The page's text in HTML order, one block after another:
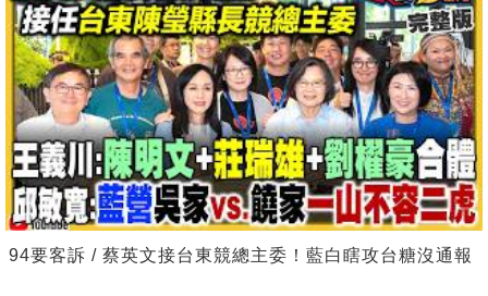
94要客訴 / 蔡英文接台東競總主委！藍白瞎攻台糖沒通報